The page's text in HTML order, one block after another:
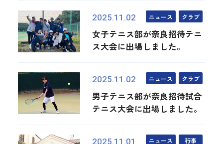
2025.11.02 ニュース クラブ
女子テニス部が奈良招待テニ
ス大会に出場しました。
2025.11.02 ニュース クラブ
男子テニス部が奈良招待試合
テニス大会に出場しました。
2025.11.01 ニュース 行事